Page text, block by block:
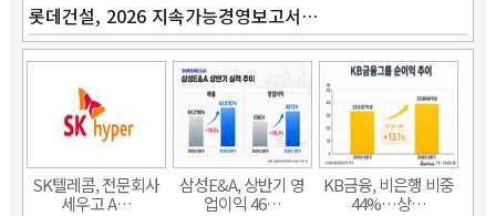
롯데건설, 2026 지속가능경영보고서…
SK텔레콤, 전문회사
세우고 A…
삼성E&A, 상반기 영
업이익 46…
KB금융, 비은행 비중
44%…상…